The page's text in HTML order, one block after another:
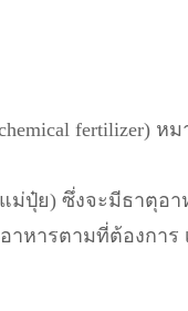
fertilizer)
ม่ปุ๋ย) ซึ่งจะมีธาตุอ
าหารตามที่ต้องกา